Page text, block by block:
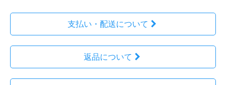
支払い・配送について
返品について